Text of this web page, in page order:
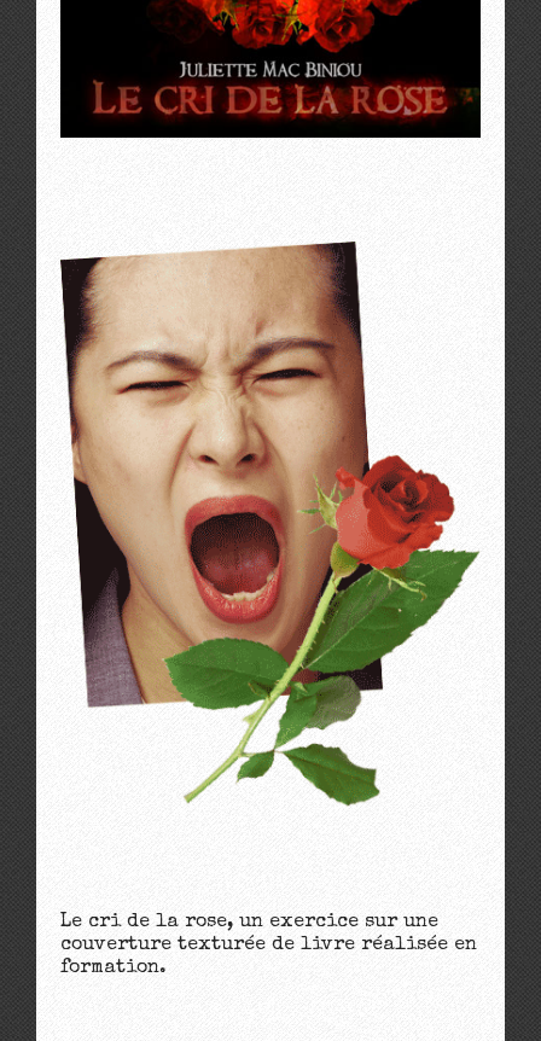
Le cri de la rose, un exercice sur une
couverture texturée de livre réalisée en
formation.